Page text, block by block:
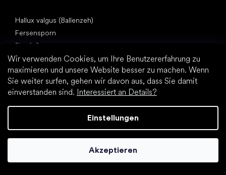
Wir verwenden Cookies, um Ihre Benutzererfahrung zu
maximieren und unsere Website besser zu machen. Wenn
Sie weiter surfen, gehen wir davon aus, dass Sie damit
einverstanden sind. Interessiert an Details?
Einstellungen
Akzeptieren
Hallux valgus (Ballenzeh)
Fersensporn
Plattfuß
Flache Laufsohle vs. Absatzschuhe
Fußbewegung: barfuß vs. (Barfuß)Schuhe
Wasserfeste Barfußschuhe
Praktische Tipps zur richtigen Fußhygiene
Barfußschuhe: Alles über den Trend